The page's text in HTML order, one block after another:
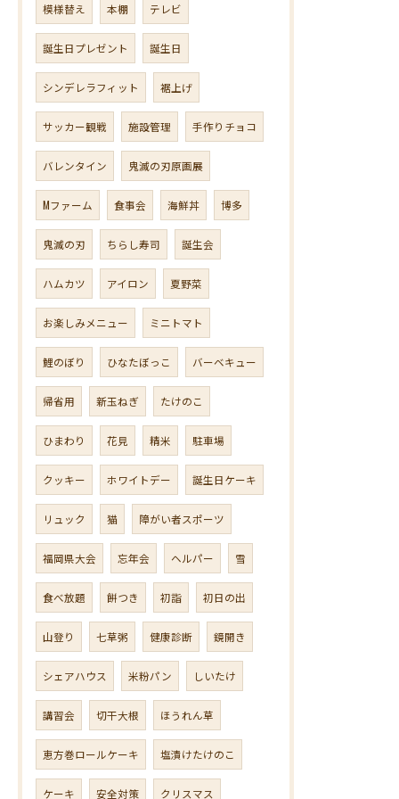
模様替え 本棚 テレビ
誕生日プレゼント 誕生日
シンデレラフィット 裾上げ
サッカー観戦 施設管理 手作りチョコ
バレンタイン 鬼滅の刃原画展
Mファーム 食事会 海鮮丼 博多
鬼滅の刃 ちらし寿司 誕生会
ハムカツ アイロン 夏野菜
お楽しみメニュー ミニトマト
鯉のぼり ひなたぼっこ バーベキュー
帰省用 新玉ねぎ たけのこ
ひまわり 花見 精米 駐車場
クッキー ホワイトデー 誕生日ケーキ
リュック 猫 障がい者スポーツ
福岡県大会 忘年会 ヘルパー 雪
食べ放題 餅つき 初詣 初日の出
山登り 七草粥 健康診断 鏡開き
シェアハウス 米粉パン しいたけ
講習会 切干大根 ほうれん草
恵方巻ロールケーキ 塩漬けたけのこ
ケーキ 安全対策 クリスマス